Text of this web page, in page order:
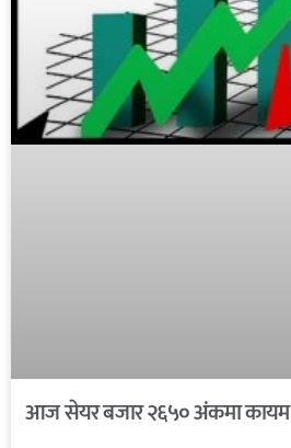
आज सेयर बजार २६५० अंकमा कायम